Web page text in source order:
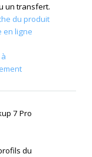
un transfert.
du produit
en ligne
7 Pro
du